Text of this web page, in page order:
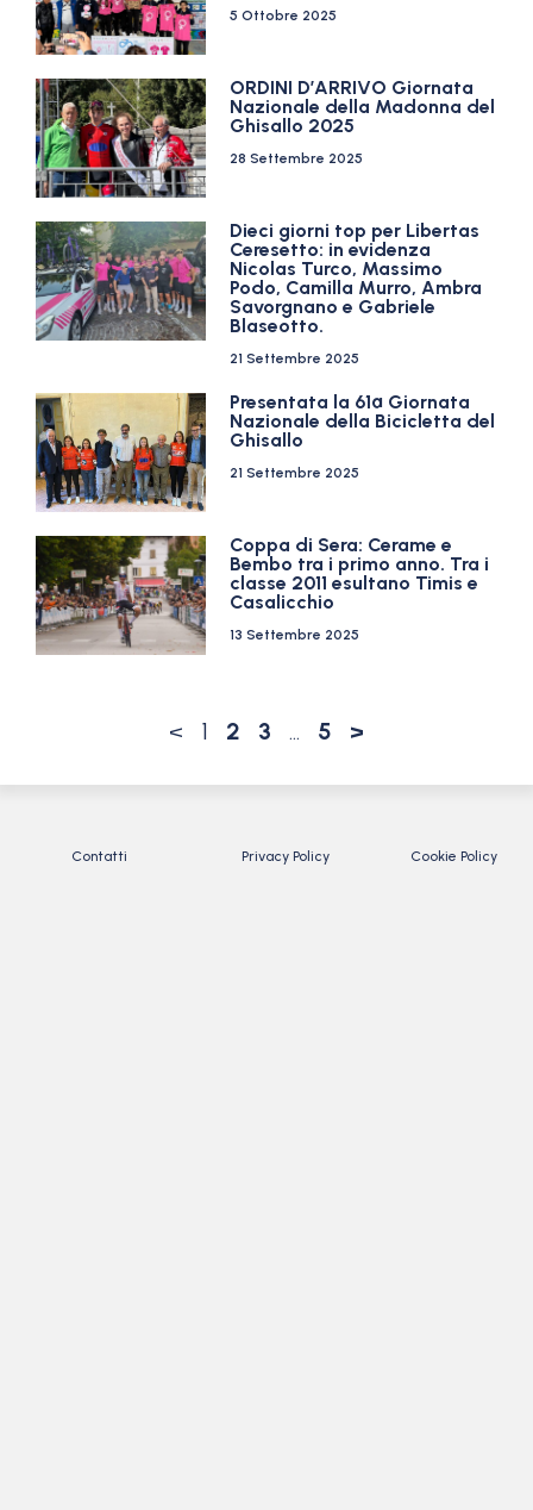
5 Ottobre 2025
ORDINI D’ARRIVO Giornata
Nazionale della Madonna del
Ghisallo 2025
28 Settembre 2025
Dieci giorni top per Libertas
Ceresetto: in evidenza
Nicolas Turco, Massimo
Podo, Camilla Murro, Ambra
Savorgnano e Gabriele
Blaseotto.
21 Settembre 2025
Presentata la 61ª Giornata
Nazionale della Bicicletta del
Ghisallo
21 Settembre 2025
Coppa di Sera: Cerame e
Bembo tra i primo anno. Tra i
classe 2011 esultano Timis e
Casalicchio
13 Settembre 2025
< 1 2 3 … 5 >
Contatti Privacy Policy Cookie Policy